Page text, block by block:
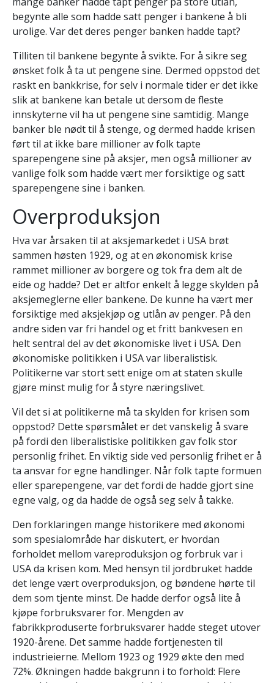
begynte alle som hadde satt penger i bankene å bli
urolige. Var det deres penger banken hadde tapt?
Tilliten til bankene begynte å svikte. For å sikre seg
ønsket folk å ta ut pengene sine. Dermed oppstod det
raskt en bankkrise, for selv i normale tider er det ikke
slik at bankene kan betale ut dersom de fleste
innskyterne vil ha ut pengene sine samtidig. Mange
banker ble nødt til å stenge, og dermed hadde krisen
ført til at ikke bare millioner av folk tapte
sparepengene sine på aksjer, men også millioner av
vanlige folk som hadde vært mer forsiktige og satt
sparepengene sine i banken.
Overproduksjon
Hva var årsaken til at aksjemarkedet i USA brøt
sammen høsten 1929, og at en økonomisk krise
rammet millioner av borgere og tok fra dem alt de
eide og hadde? Det er altfor enkelt å legge skylden på
aksjemeglerne eller bankene. De kunne ha vært mer
forsiktige med aksjekjøp og utlån av penger. På den
andre siden var fri handel og et fritt bankvesen en
helt sentral del av det økonomiske livet i USA. Den
økonomiske politikken i USA var liberalistisk.
Politikerne var stort sett enige om at staten skulle
gjøre minst mulig for å styre næringslivet.
Vil det si at politikerne må ta skylden for krisen som
oppstod? Dette spørsmålet er det vanskelig å svare
på fordi den liberalistiske politikken gav folk stor
personlig frihet. En viktig side ved personlig frihet er å
ta ansvar for egne handlinger. Når folk tapte formuen
eller sparepengene, var det fordi de hadde gjort sine
egne valg, og da hadde de også seg selv å takke.
Den forklaringen mange historikere med økonomi
som spesialområde har diskutert, er hvordan
forholdet mellom vareproduksjon og forbruk var i
USA da krisen kom. Med hensyn til jordbruket hadde
det lenge vært overproduksjon, og bøndene hørte til
dem som tjente minst. De hadde derfor også lite å
kjøpe forbruksvarer for. Mengden av
fabrikkproduserte forbruksvarer hadde steget utover
1920-årene. Det samme hadde fortjenesten til
industrieierne. Mellom 1923 og 1929 økte den med
72%. Økningen hadde bakgrunn i to forhold: Flere